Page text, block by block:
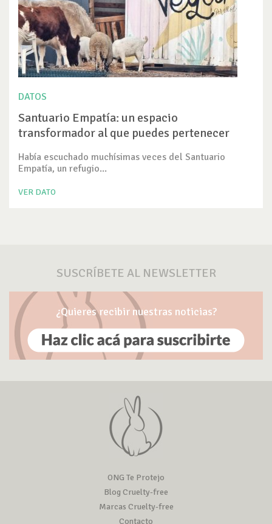
DATOS
Santuario Empatía: un espacio
transformador al que puedes pertenecer
Había escuchado muchísimas veces del Santuario
Empatía, un refugio...
VER DATO
SUSCRÍBETE AL NEWSLETTER
¿Quieres recibir nuestras noticias?
ONG Te Protejo
Blog Cruelty-free
Marcas Cruelty-free
Contacto